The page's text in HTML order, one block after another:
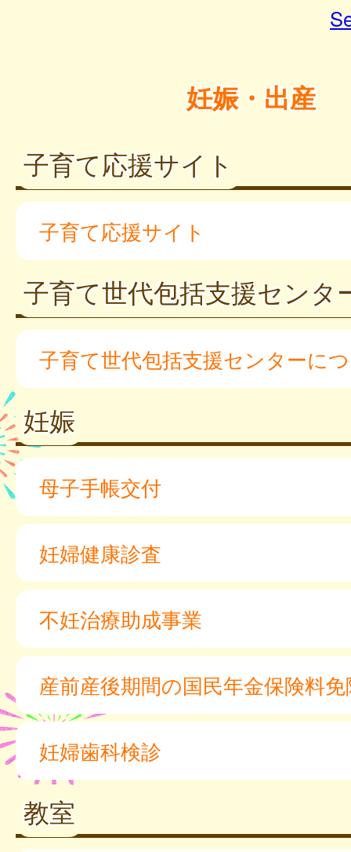
妊娠・出産
子育て応援サイト
子育て応援サイト
子育て世代包括支援センタ
子育て世代包括支援センターに
妊娠
母子手帳交付
妊婦健康診査
不妊治療助成事業
産前産後期間の国民年金保険料
妊婦歯科検診
教室